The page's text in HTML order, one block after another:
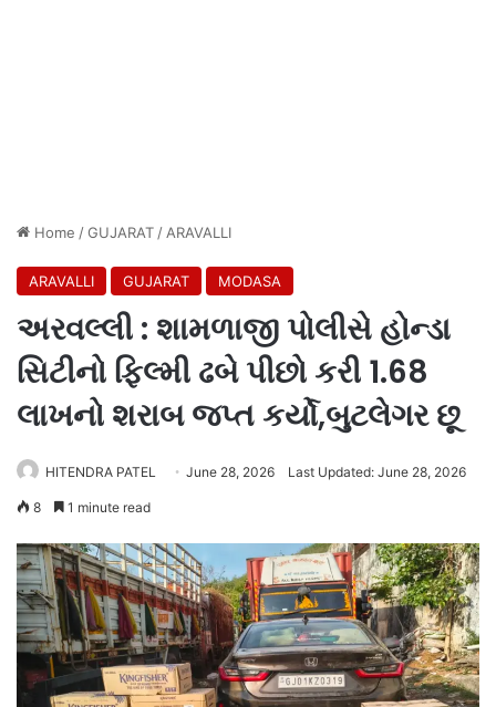
Home /GUJARAT / ARAVALLI
ARAVALLI GUJARAT MODASA
અરવલ્લી : શામળાજી પોલીસે હોન્ડા
સિટીનો ફિલ્મી ઢબે પીછો કરી 1.68
લાખનો શરાબ જપ્ત કર્યો,બુટલેગર છૂ
HITENDRA PATEL June 28, 2026 Last Updated: June 28, 2026
8 1 minute read